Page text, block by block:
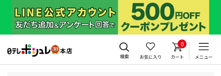
検索 お気に入り
0
カート メニュー